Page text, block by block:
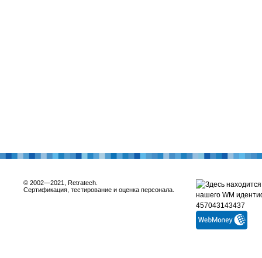
© 2002—2021, Retratech.
Сертификация, тестирование и оценка персонала.